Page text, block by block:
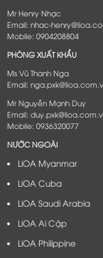
Mr Henry Nhạc
Email: nhac-
Mobile: 0904208804
PHÒNG XUẤT KHẨU
Ms Vũ Thanh Nga
Email:
Mr Nguyễn Mạnh Duy
Email:
Mobile: 0936320077
NƯỚC NGOÀI
LiOA Myanmar
LiOA Cuba
LiOA Saudi Arabia
LiOA Ai Cập
LiOA Philippine